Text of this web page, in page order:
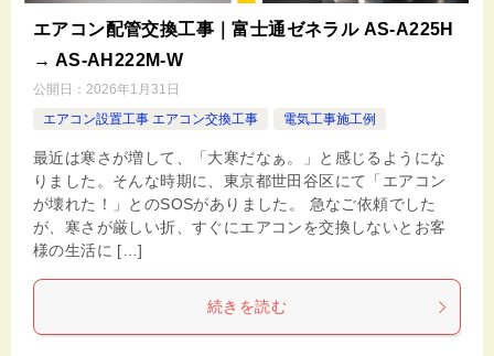
エアコン配管交換工事｜富士通ゼネラル AS-A225H
→ AS-AH222M-W
公開日： 2026年1月31日
エアコン設置工事 エアコン交換工事
電気工事施工例
最近は寒さが増して、「大寒だなぁ。」と感じるようにな
りました。そんな時期に、東京都世田谷区にて「エアコン
が壊れた！」とのSOSがありました。 急なご依頼でした
が、寒さが厳しい折、すぐにエアコンを交換しないとお客
様の生活に […]
続きを読む